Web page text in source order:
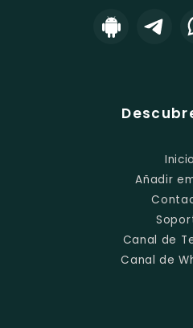
Inicio
Añadir
Canal de
Canal de